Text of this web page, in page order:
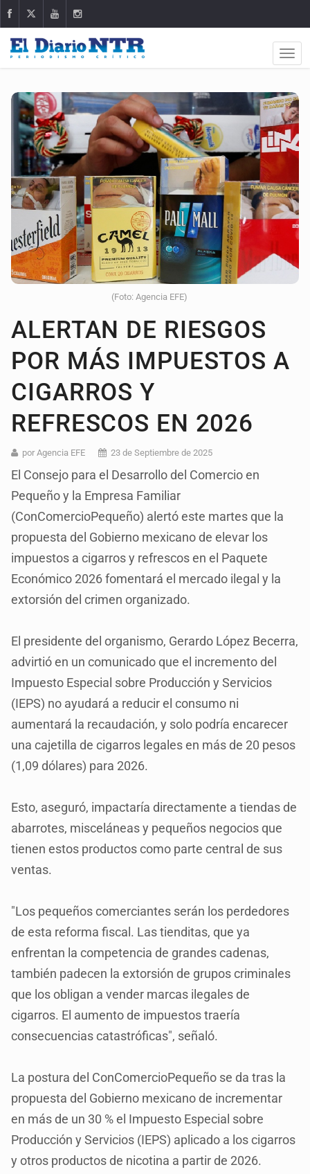
(Foto: Agencia EFE)
ALERTAN DE RIESGOS
POR MÁS IMPUESTOS A
CIGARROS Y
REFRESCOS EN 2026
por Agencia EFE 23 de Septiembre de 2025
El Consejo para el Desarrollo del Comercio en
Pequeño y la Empresa Familiar
(ConComercioPequeño) alertó este martes que la
propuesta del Gobierno mexicano de elevar los
impuestos a cigarros y refrescos en el Paquete
Económico 2026 fomentará el mercado ilegal y la
extorsión del crimen organizado.
El presidente del organismo, Gerardo López Becerra,
advirtió en un comunicado que el incremento del
Impuesto Especial sobre Producción y Servicios
(IEPS) no ayudará a reducir el consumo ni
aumentará la recaudación, y solo podría encarecer
una cajetilla de cigarros legales en más de 20 pesos
(1,09 dólares) para 2026.
Esto, aseguró, impactaría directamente a tiendas de
abarrotes, misceláneas y pequeños negocios que
tienen estos productos como parte central de sus
ventas.
"Los pequeños comerciantes serán los perdedores
de esta reforma fiscal. Las tienditas, que ya
enfrentan la competencia de grandes cadenas,
también padecen la extorsión de grupos criminales
que los obligan a vender marcas ilegales de
cigarros. El aumento de impuestos traería
consecuencias catastróficas", señaló.
La postura del ConComercioPequeño se da tras la
propuesta del Gobierno mexicano de incrementar
en más de un 30 % el Impuesto Especial sobre
Producción y Servicios (IEPS) aplicado a los cigarros
y otros productos de nicotina a partir de 2026.